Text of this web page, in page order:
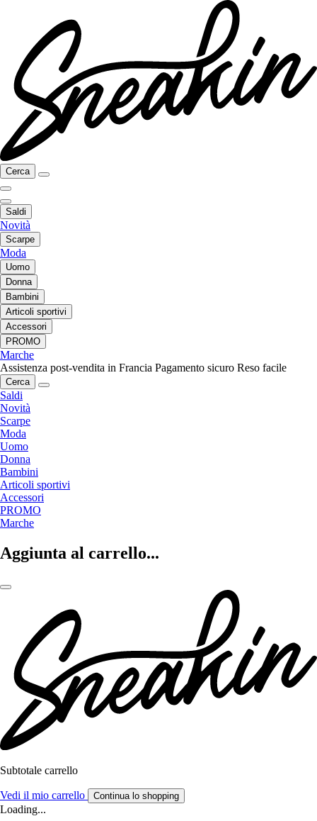
Cerca
Saldi
Novità
Scarpe
Moda
Uomo
Donna
Bambini
Articoli sportivi
Accessori
PROMO
Marche
Assistenza post-vendita in Francia Pagamento sicuro Reso facile
Cerca
Saldi
Novità
Scarpe
Moda
Uomo
Donna
Bambini
Articoli sportivi
Accessori
PROMO
Marche
Aggiunta al carrello...
Subtotale carrello
Vedi il mio carrello Continua lo shopping
Loading...